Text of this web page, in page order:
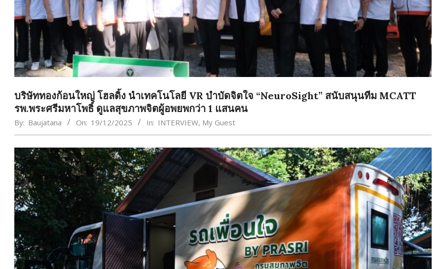
บริษัททองก้อนใหญ่ โฮลดิ้ง นำเทคโนโลยี VR บำบัดจิตใจ “NeuroSight” สนับสนุนทีม MCATT
รพ.พระศรีมหาโพธิ์ ดูแลสุขภาพจิตผู้อพยพกว่า 1 แสนคน
By: Baujatana On: 19/12/2025 In: INTERVIEW, My​ Guest